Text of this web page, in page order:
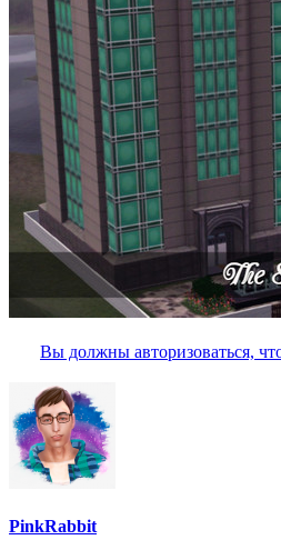
Вы должны авторизоваться,
PinkRabbit